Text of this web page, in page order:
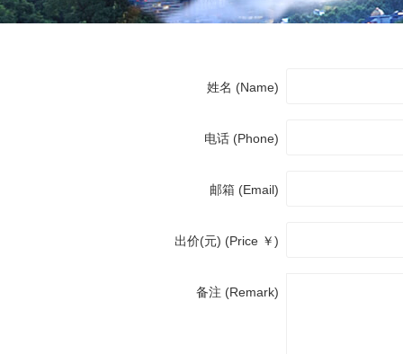
姓名 (Name)
电话 (Phone)
邮箱 (Email)
出价(元) (Price ￥)
备注 (Remark)